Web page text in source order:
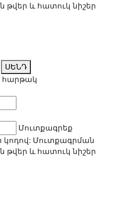
թվեր և հատուկ նիշեր
ՍԵՆԴ
հարթակ
Մուտքագրեք
Մուտքագրման
թվեր և հատուկ նիշեր